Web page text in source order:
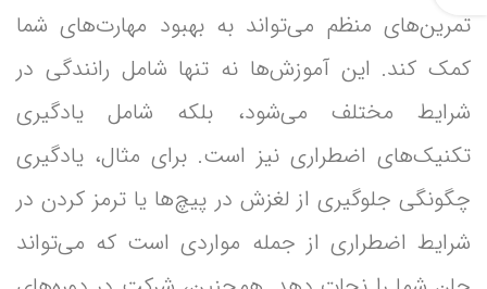
تمرین‌های منظم می‌تواند به بهبود مهارت‌های شما
کمک کند. این آموزش‌ها نه تنها شامل رانندگی در
شرایط مختلف می‌شود، بلکه شامل یادگیری
تکنیک‌های اضطراری نیز است. برای مثال، یادگیری
چگونگی جلوگیری از لغزش در پیچ‌ها یا ترمز کردن در
شرایط اضطراری از جمله مواردی است که می‌تواند